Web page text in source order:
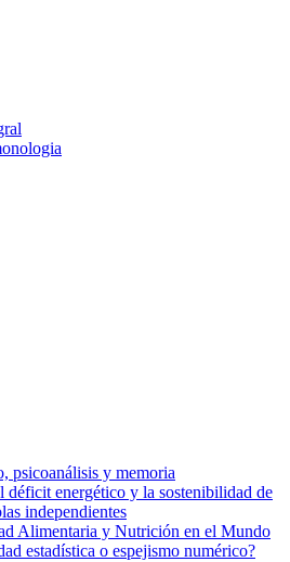
psicoanálisis y memoria
déficit energético y la sostenibilidad de
independientes
Alimentaria y Nutrición en el Mundo
estadística o espejismo numérico?